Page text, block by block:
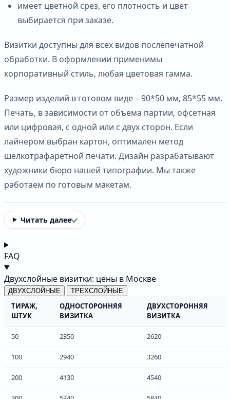
имеет цветной срез, его плотность и цвет
выбирается при заказе.
Визитки доступны для всех видов послепечатной
обработки. В оформлении применимы
корпоративный стиль, любая цветовая гамма.
Размер изделий в готовом виде – 90*50 мм, 85*55 мм.
Печать, в зависимости от объема партии, офсетная
или цифровая, с одной или с двух сторон. Если
лайнером выбран картон, оптимален метод
шелкотрафаретной печати. Дизайн разрабатывают
художники бюро нашей типографии. Мы также
работаем по готовым макетам.
Читать далее
FAQ
Двухслойные визитки: цены в Москве
ДВУХСЛОЙНЫЕ ТРЕХСЛОЙНЫЕ
ТИРАЖ,
ШТУК
ОДНОСТОРОННЯЯ
ВИЗИТКА
ДВУХСТОРОННЯЯ
ВИЗИТКА
50 2350 2620
100 2940 3260
200 4130 4540